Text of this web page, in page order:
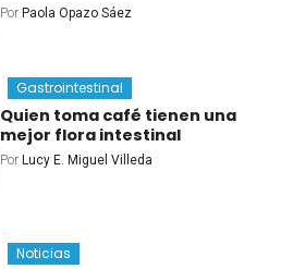
Por Paola Opazo Sáez
Gastrointestinal
Quien toma café tienen una
mejor flora intestinal
Por Lucy E. Miguel Villeda
Noticias